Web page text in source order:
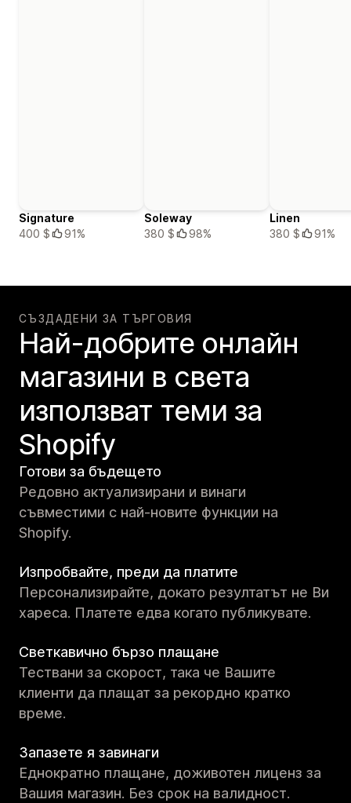
Signature
400 $
91%
Soleway
380 $
98%
Linen
380 $
91%
СЪЗДАДЕНИ ЗА ТЪРГОВИЯ
Най-добрите онлайн
магазини в света
използват теми за
Shopify
Готови за бъдещето
Редовно актуализирани и винаги
съвместими с най-новите функции на
Shopify.
Изпробвайте, преди да платите
Персонализирайте, докато резултатът не Ви
хареса. Платете едва когато публикувате.
Светкавично бързо плащане
Тествани за скорост, така че Вашите
клиенти да плащат за рекордно кратко
време.
Запазете я завинаги
Еднократно плащане, доживотен лиценз за
Вашия магазин. Без срок на валидност.